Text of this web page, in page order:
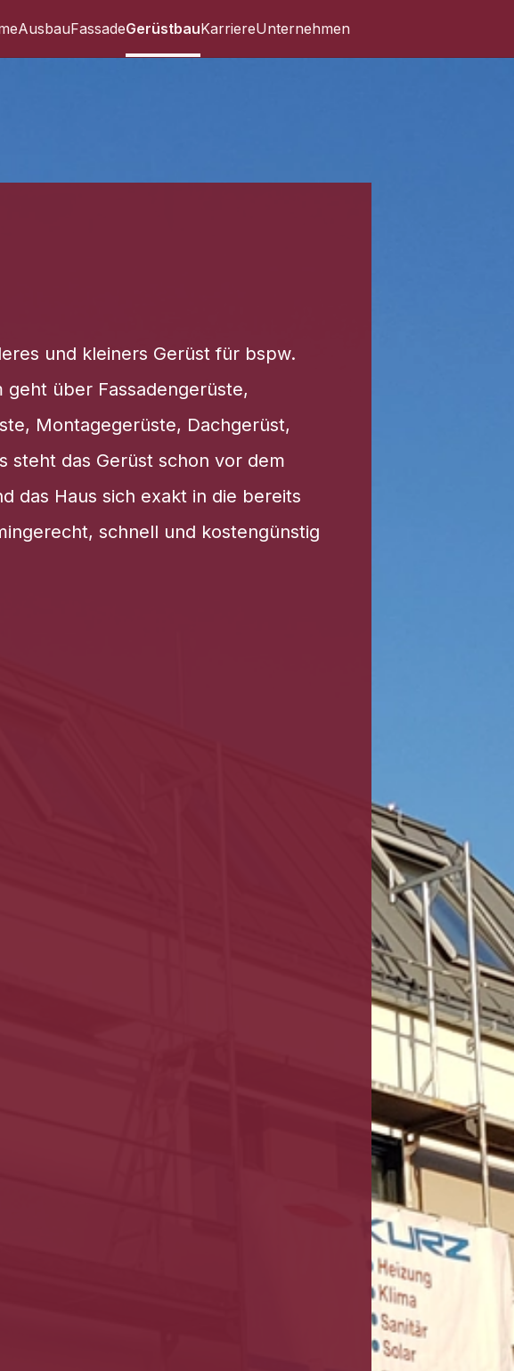
AusbauFassadeGerüstbauKarriereUnternehmen
und kleiners Gerüst für bspw.
über Fassadengerüste,
Montagegerüste, Dachgerüst,
das Gerüst schon vor dem
das Haus sich exakt in die bereits
schnell und kostengünstig